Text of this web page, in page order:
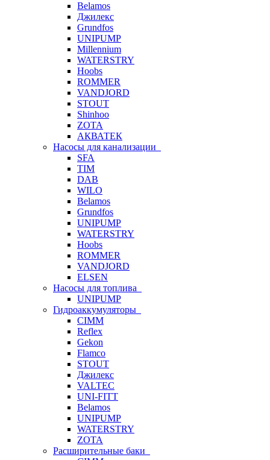
Belamos
Джилекс
Grundfos
UNIPUMP
Millennium
WATERSTRY
Hoobs
ROMMER
VANDJORD
STOUT
Shinhoo
ZOTA
АКВАТЕК
Насосы для канализации
SFA
TIM
DAB
WILO
Belamos
Grundfos
UNIPUMP
WATERSTRY
Hoobs
ROMMER
VANDJORD
ELSEN
Насосы для топлива
UNIPUMP
Гидроаккумуляторы
CIMM
Reflex
Gekon
Flamco
STOUT
Джилекс
VALTEC
UNI-FITT
Belamos
UNIPUMP
WATERSTRY
ZOTA
Расширительные баки